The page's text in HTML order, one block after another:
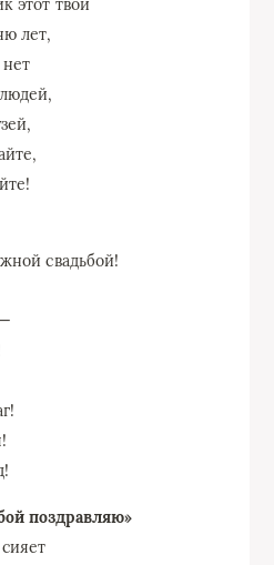
лет,
свадьбой!
поздравляю»